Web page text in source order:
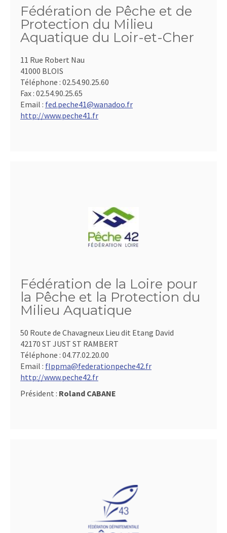
Fédération de Pêche et de
Protection du Milieu
Aquatique du Loir-et-Cher
11 Rue Robert Nau
41000 BLOIS
Téléphone : 02.54.90.25.60
Fax : 02.54.90.25.65
Email : fed.peche41@wanadoo.fr
http://www.peche41.fr
Fédération de la Loire pour
la Pêche et la Protection du
Milieu Aquatique
50 Route de Chavagneux Lieu dit Etang David
42170 ST JUST ST RAMBERT
Téléphone : 04.77.02.20.00
Email : flppma@federationpeche42.fr
http://www.peche42.fr
Président : Roland CABANE